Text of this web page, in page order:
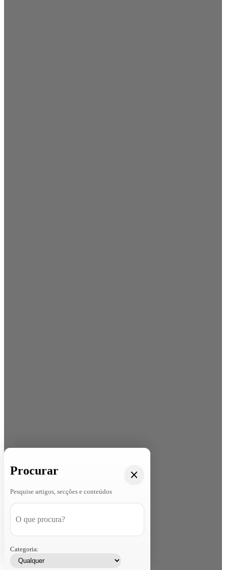
Procurar
Pesquise artigos, secções e conteúdos
Categoria: